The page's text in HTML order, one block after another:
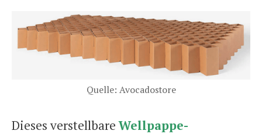
Quelle: Avocadostore
Dieses verstellbareWellpappe-